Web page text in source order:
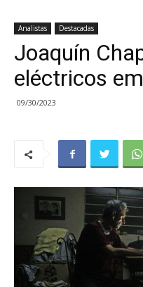
Analistas Destacadas
Joaquín
eléctricos
09/30/2023